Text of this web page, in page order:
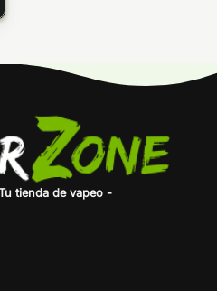
tienda de vapeo -